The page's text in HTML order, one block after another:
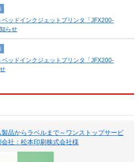
ッドインクジェットプリンタ「JFX200-
らせ
ッドインクジェットプリンタ「JFX200-
品からラベルまで～ワンストップサービ
社：松本印刷株式会社様